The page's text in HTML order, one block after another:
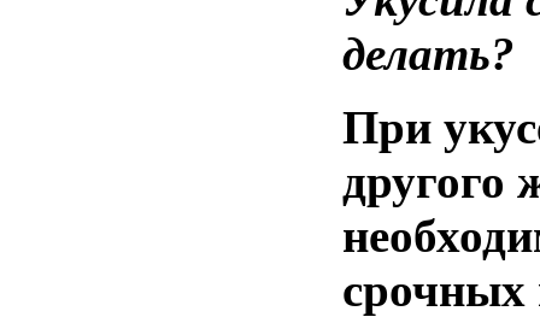
делать?
При
другого
срочных